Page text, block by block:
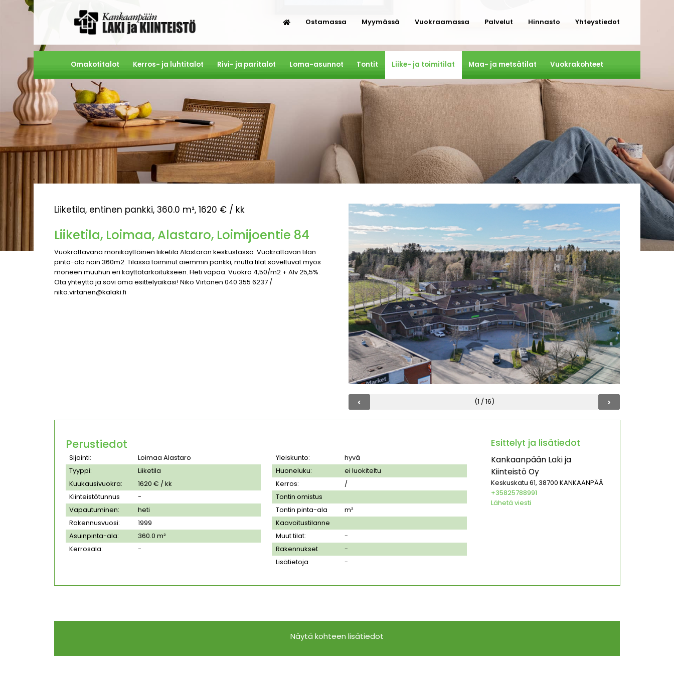
Ostamassa Myymässä Vuokraamassa Palvelut Hinnasto Yhteystiedot
Omakotitalot Kerros- ja luhtitalot Rivi- ja paritalot Loma-asunnot Tontit Liike- ja toimitilat Maa- ja metsätilat Vuokrakohteet
‹ (1 / 16) ›
Liiketila, entinen pankki, 360.0 m², 1620 € / kk
Liiketila, Loimaa, Alastaro, Loimijoentie 84
Vuokrattavana monikäyttöinen liiketila Alastaron keskustassa. Vuokrattavan tilan
pinta-ala noin 360m2. Tilassa toiminut aiemmin pankki, mutta tilat soveltuvat myös
moneen muuhun eri käyttötarkoitukseen. Heti vapaa. Vuokra 4,50/m2 + Alv 25,5%.
Ota yhteyttä ja sovi oma esittelyaikasi! Niko Virtanen 040 355 6237 /
niko.virtanen@kalaki.fi
Perustiedot
Sijainti:
Loimaa Alastaro
Tyyppi:
Liiketila
Kuukausivuokra:
1620 € / kk
Kiinteistötunnus
-
Vapautuminen:
heti
Rakennusvuosi:
1999
Asuinpinta-ala:
360.0 m²
Kerrosala:
-
Yleiskunto:
hyvä
Huoneluku:
ei luokiteltu
Kerros:
/
Tontin omistus
Tontin pinta-ala
m²
Kaavoitustilanne
Muut tilat:
-
Rakennukset
-
Lisätietoja
-
Esittelyt ja lisätiedot
Kankaanpään Laki ja
Kiinteistö Oy
Keskuskatu 61, 38700 KANKAANPÄÄ
+35825788991
Lähetä viesti
Näytä kohteen lisätiedot